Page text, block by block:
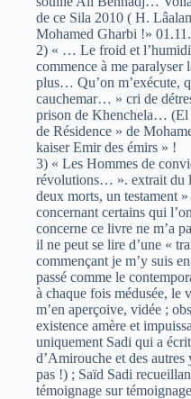
de ce Sila 2010 ( H.
Mohamed Gharbi !»
2) « … Le froid et
commence à me paralyser
plus… Qu’on m’exécute,
cauchemar… » cri de
prison de Khenchela… (El
de Résidence » de
kaiser Emir des émirs » !
3) « Les Hommes de
révolutions… ». extrait du
deux morts, un testament
concernant certains qui
concerne ce livre ne m’a
il ne peut se lire d’une «
commençant je m’y suis
passé comme le
à chaque fois médusée, le
m’en aperçoive, vidée ;
existence amère et
uniquement Sadi qui a
d’Amirouche et des
pas !) ; Saïd Sadi
témoignage sur